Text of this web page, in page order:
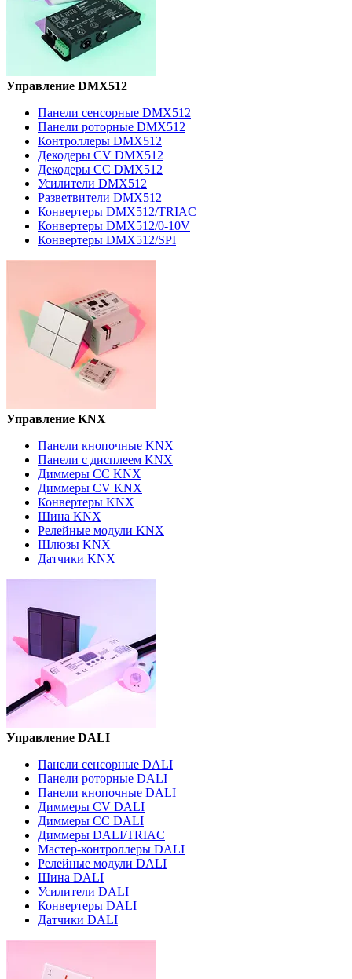
Управление DMX512
Панели сенсорные DMX512
Панели роторные DMX512
Контроллеры DMX512
Декодеры CV DMX512
Декодеры CC DMX512
Усилители DMX512
Разветвители DMX512
Конвертеры DMX512/TRIAC
Конвертеры DMX512/0-10V
Конвертеры DMX512/SPI
Управление KNX
Панели кнопочные KNX
Панели с дисплеем KNX
Диммеры CC KNX
Диммеры СV KNX
Конвертеры KNX
Шина KNX
Релейные модули KNX
Шлюзы KNX
Датчики KNX
Управление DALI
Панели сенсорные DALI
Панели роторные DALI
Панели кнопочные DALI
Диммеры CV DALI
Диммеры CC DALI
Диммеры DALI/TRIAC
Мастер-контроллеры DALI
Релейные модули DALI
Шина DALI
Усилители DALI
Конвертеры DALI
Датчики DALI